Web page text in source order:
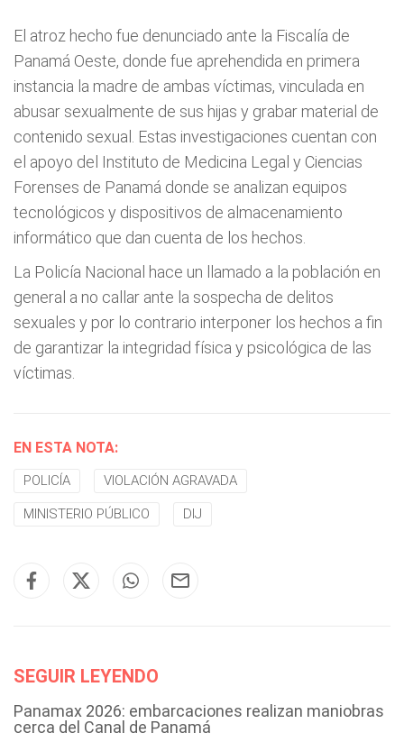
El atroz hecho fue denunciado ante la Fiscalía de
Panamá Oeste, donde fue aprehendida en primera
instancia la madre de ambas víctimas, vinculada en
abusar sexualmente de sus hijas y grabar material de
contenido sexual. Estas investigaciones cuentan con
el apoyo del Instituto de Medicina Legal y Ciencias
Forenses de Panamá donde se analizan equipos
tecnológicos y dispositivos de almacenamiento
informático que dan cuenta de los hechos.
La Policía Nacional hace un llamado a la población en
general a no callar ante la sospecha de delitos
sexuales y por lo contrario interponer los hechos a fin
de garantizar la integridad física y psicológica de las
víctimas.
EN ESTA NOTA:
POLICÍA VIOLACIÓN AGRAVADA
MINISTERIO PÚBLICO DIJ
SEGUIR LEYENDO
Panamax 2026: embarcaciones realizan maniobras
cerca del Canal de Panamá